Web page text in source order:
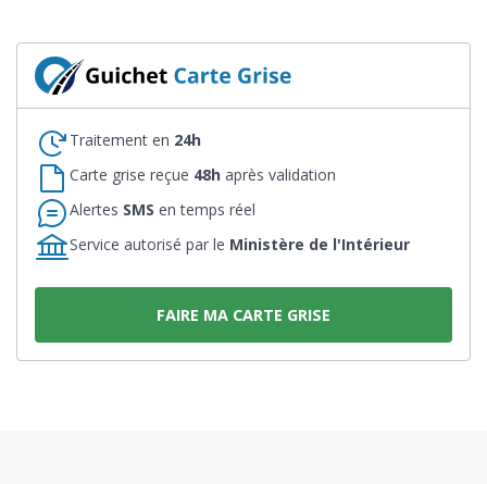
Traitement en 24h
Carte grise reçue 48h après validation
Alertes SMS en temps réel
Service autorisé par le Ministère de l'Intérieur
FAIRE MA CARTE GRISE